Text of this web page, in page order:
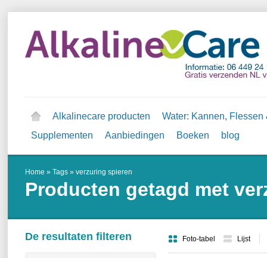
Alkalinecare producten
Water: Kannen, Flessen
Supplementen
Aanbiedingen Boeken blog
Home » Tags » verzuring spieren
Producten getagd met
Foto-tabel Lijst
De resultaten filteren